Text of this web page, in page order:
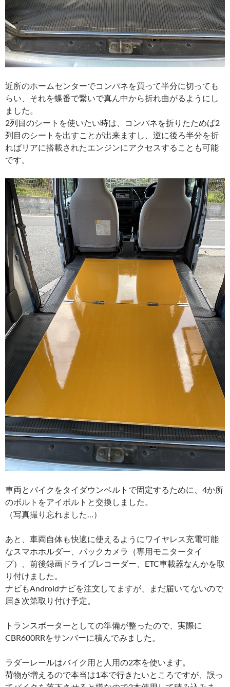
近所のホームセンターでコンパネを買って半分に切っても
らい、それを蝶番で繋いで真ん中から折れ曲がるようにし
ました。
2列目のシートを使いたい時は、コンパネを折りたためば2
列目のシートを出すことが出来ますし、逆に後ろ半分を折
ればリアに搭載されたエンジンにアクセスすることも可能
です。
車両とバイクをタイダウンベルトで固定するために、4か所
のボルトをアイボルトと交換しました。
（写真撮り忘れました…）
あと、車両自体も快適に使えるようにワイヤレス充電可能
なスマホホルダー、バックカメラ（専用モニタータイ
プ）、前後録画ドライブレコーダー、ETC車載器なんかを取
り付けました。
ナビもAndroidナビを注文してますが、まだ届いてないので
届き次第取り付け予定。
トランスポーターとしての準備が整ったので、実際に
CBR600RRをサンバーに積んでみました。
ラダーレールはバイク用と人用の2本を使います。
荷物が増えるので本当は1本で行きたいところですが、誤っ